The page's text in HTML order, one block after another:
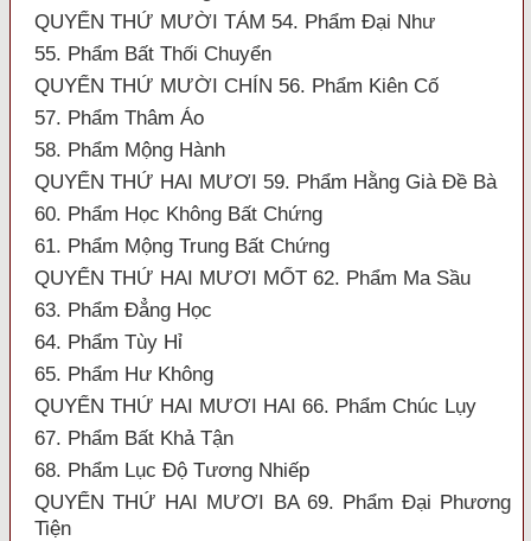
QUYỂN THỨ MƯỜI TÁM 54. Phẩm Đại Như
55. Phẩm Bất Thối Chuyển
QUYỂN THỨ MƯỜI CHÍN 56. Phẩm Kiên Cố
57. Phẩm Thâm Áo
58. Phẩm Mộng Hành
QUYỂN THỨ HAI MƯƠI 59. Phẩm Hằng Già Đề Bà
60. Phẩm Học Không Bất Chứng
61. Phẩm Mộng Trung Bất Chứng
QUYỂN THỨ HAI MƯƠI MỐT 62. Phẩm Ma Sầu
63. Phẩm Đẳng Học
64. Phẩm Tùy Hỉ
65. Phẩm Hư Không
QUYỂN THỨ HAI MƯƠI HAI 66. Phẩm Chúc Lụy
67. Phẩm Bất Khả Tận
68. Phẩm Lục Độ Tương Nhiếp
QUYỂN THỨ HAI MƯƠI BA 69. Phẩm Đại Phương
Tiện